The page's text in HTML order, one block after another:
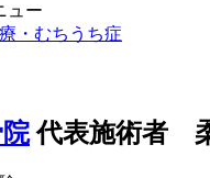
ュー
・むちうち症
代表施術者